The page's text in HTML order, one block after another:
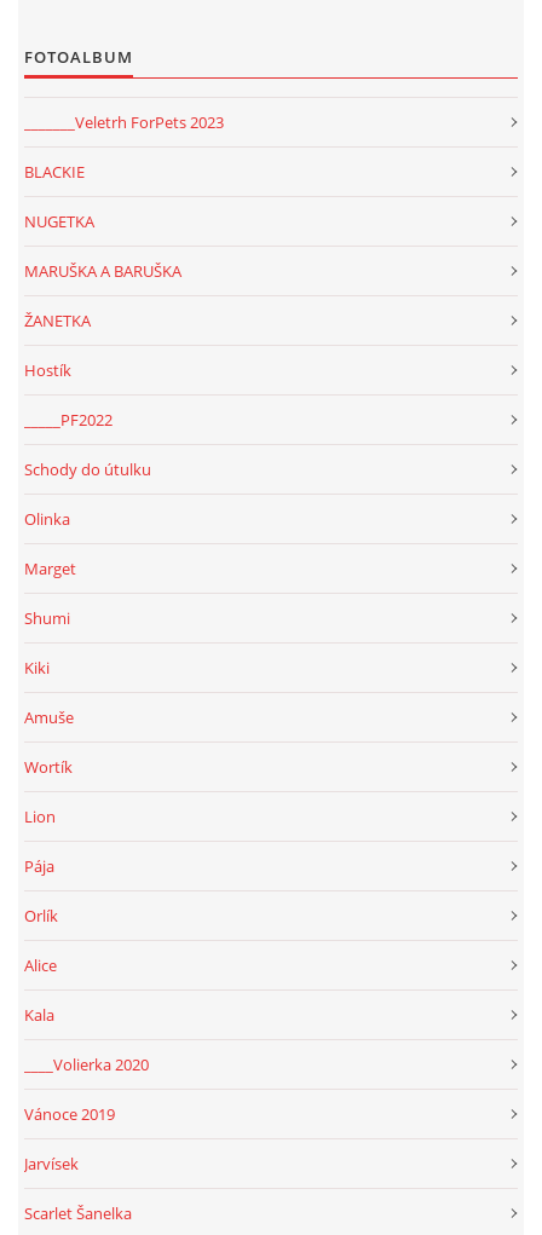
JAK NÁM POMOCI
NAPSALI O NÁS
AKCE
HISTORIE - 2010 - 2020
JAK NÁM POMOCI - POMÁHAJÍ NÁM :-)
FOTOALBUM
_______Veletrh ForPets 2023
BLACKIE
NUGETKA
MARUŠKA A BARUŠKA
ŽANETKA
Hostík
_____PF2022
Schody do útulku
Olinka
Marget
Shumi
Kiki
Amuše
Wortík
Lion
Pája
Orlík
Alice
Kala
____Volierka 2020
Vánoce 2019
Jarvísek
Scarlet Šanelka